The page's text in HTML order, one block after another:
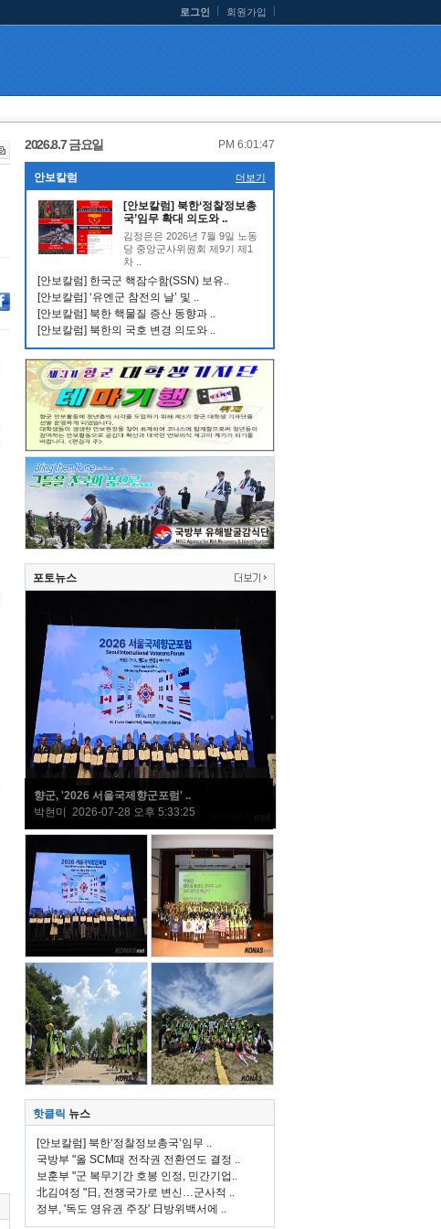
로그인 회원가입
2026.8.7 금요일 PM 6:01:47
안보칼럼 더보기
[안보칼럼] 북한‘정찰정보총
국’임무 확대 의도와 ..
김정은은 2026년 7월 9일 노동
당 중앙군사위원회 제9기 제1
차 ..
[안보칼럼] 한국군 핵잠수함(SSN) 보유..
[안보칼럼] ‘유엔군 참전의 날’ 및 ..
[안보칼럼] 북한 핵물질 증산 동향과 ..
[안보칼럼] 북한의 국호 변경 의도와 ..
포토뉴스
향군, '2026 서울국제향군포럼' ..
박현미 2026-07-28 오후 5:33:25
핫클릭 뉴스
[안보칼럼] 북한‘정찰정보총국’임무 ..
국방부 "올 SCM때 전작권 전환연도 결정 ..
보훈부 "군 복무기간 호봉 인정, 민간기업..
北김여정 "日, 전쟁국가로 변신…군사적 ..
정부, '독도 영유권 주장' 日방위백서에 ..